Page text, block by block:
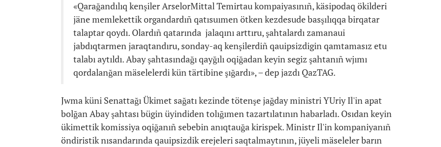
«Qarağandılıq kenşiler ArselorMittal Temirtau kompaiyasınıñ, käsipodaq ökilderi
jäne memlekettik organdardıñ qatısuımen ötken kezdesude basşılıqqa birqatar
talaptar qoydı. Olardıñ qatarında jalaqını arttıru, şahtalardı zamanaui
jabdıqtarmen jaraqtandıru, sonday-aq kenşilerdiñ qauipsizdigin qamtamasız etu
talabı aytıldı. Abay şahtasındağı qayğılı oqiğadan keyin segiz şahtanıñ wjımı
qordalanğan mäselelerdi kün tärtibine şığardı», – dep jazdı QazTAG.
Jwma küni Senattağı Ükimet sağatı kezinde tötenşe jağday ministri YUriy Il'in apat
bolğan Abay şahtası bügin üyindiden tolığımen tazartılatının habarladı. Osıdan keyin
ükimettik komissiya oqiğanıñ sebebin anıqtauğa kirispek. Ministr Il'in kompaniyanıñ
öndiristik nısandarında qauipsizdik erejeleri saqtalmaytının, jüyeli mäseleler barın